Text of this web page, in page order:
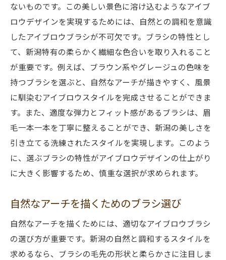
新潟の伝統美を反映するアイブロウデザイ
ン
調和のとれたスタイルを作るためのテクニ
ック
地域の風習にインスパイアされたアイブロ
ウデザイン
文化的な背景を取り入れたスタイルの提案
地元のアーティストが推奨するスタイル
新潟らしさを表現するためのスタイル選び
自然なアーチを叶える新潟のアイブロウブラシ
の秘密
アーチを自然に見せるブラシの形状
新潟の自然を意識したアーチデザイン
ないものです。この美しい景色に溶け込むようなアイブ
ロウデザインを実現するためには、自然との調和を意識
したアイブロウブラシが不可欠です。ブラシの特性とし
て、新潟特有の柔らかく繊細な色合いを取り入れること
が重要です。例えば、ブラウン系やグレージュの色味を
持つブラシを選ぶと、自然なアーチが描きやすく、風景
に馴染むアイブロウスタイルを完成させることができま
す。また、適度な弾力とフィット感があるブラシは、眉
毛一本一本を丁寧に整えることができ、新潟の美しさを
引き立てる洗練されたスタイルを実現します。このよう
に、選ぶブラシの特性がアイブロウデザインの仕上がり
に大きく影響するため、慎重な選択が求められます。
自然なアーチを描くためのブラシ選び
自然なアーチを描くためには、適切なアイブロウブラシ
の選び方が重要です。新潟の自然と調和するスタイルを
求めるなら、ブラシの毛先の形状と柔らかさに注目しま